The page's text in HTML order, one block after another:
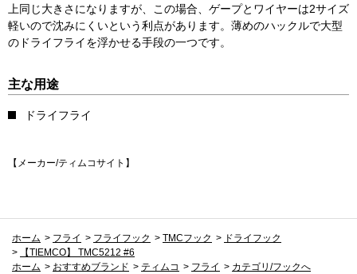
上同じ大きさになりますが、この場合、ゲープとワイヤーは2サイズ
軽いので沈みにくいという利点があります。薄めのハックルで大型
のドライフライを浮かせる手段の一つです。
主な用途
ドライフライ
【メーカー/ティムコサイト】
ホーム > フライ > フライフック > TMCフック > ドライフック
>
【TIEMCO】 TMC5212 #6
ホーム > おすすめブランド > ティムコ > フライ > カテゴリ/フックへ